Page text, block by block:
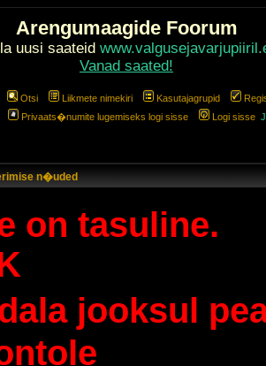
Arengumaagide Foorum
uusi saateid
Vanad saated!
Otsi Liikmete nimekiri Kasutajagrupid
Privaats�numite lugemiseks logi sisse Logi sisse
n�uded
on tasuline.
jooksul